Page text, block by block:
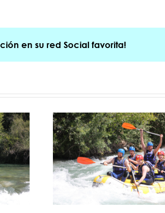
en su red Social favorita!
los
Actividades de
el Pirineo: la
recordarás toda